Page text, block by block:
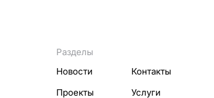
Разделы
Новости
Контакты
Проекты
Услуги